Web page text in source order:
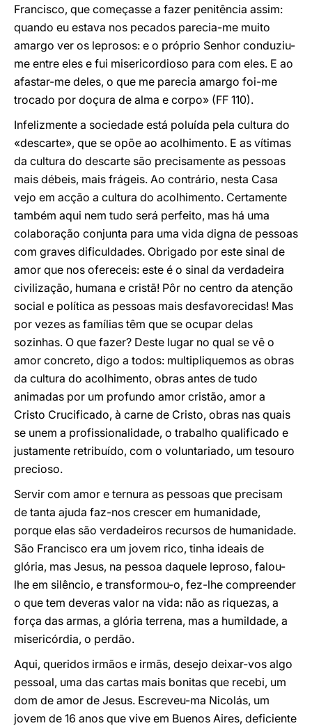
Francisco, que começasse a fazer penitência assim:
quando eu estava nos pecados parecia-me muito
amargo ver os leprosos: e o próprio Senhor conduziu-
me entre eles e fui misericordioso para com eles. E ao
afastar-me deles, o que me parecia amargo foi-me
trocado por doçura de alma e corpo» (FF 110).
Infelizmente a sociedade está poluída pela cultura do
«descarte», que se opõe ao acolhimento. E as vítimas
da cultura do descarte são precisamente as pessoas
mais débeis, mais frágeis. Ao contrário, nesta Casa
vejo em acção a cultura do acolhimento. Certamente
também aqui nem tudo será perfeito, mas há uma
colaboração conjunta para uma vida digna de pessoas
com graves dificuldades. Obrigado por este sinal de
amor que nos ofereceis: este é o sinal da verdadeira
civilização, humana e cristã! Pôr no centro da atenção
social e política as pessoas mais desfavorecidas! Mas
por vezes as famílias têm que se ocupar delas
sozinhas. O que fazer? Deste lugar no qual se vê o
amor concreto, digo a todos: multipliquemos as obras
da cultura do acolhimento, obras antes de tudo
animadas por um profundo amor cristão, amor a
Cristo Crucificado, à carne de Cristo, obras nas quais
se unem a profissionalidade, o trabalho qualificado e
justamente retribuído, com o voluntariado, um tesouro
precioso.
Servir com amor e ternura as pessoas que precisam
de tanta ajuda faz-nos crescer em humanidade,
porque elas são verdadeiros recursos de humanidade.
São Francisco era um jovem rico, tinha ideais de
glória, mas Jesus, na pessoa daquele leproso, falou-
lhe em silêncio, e transformou-o, fez-lhe compreender
o que tem deveras valor na vida: não as riquezas, a
força das armas, a glória terrena, mas a humildade, a
misericórdia, o perdão.
Aqui, queridos irmãos e irmãs, desejo deixar-vos algo
pessoal, uma das cartas mais bonitas que recebi, um
dom de amor de Jesus. Escreveu-ma Nicolás, um
jovem de 16 anos que vive em Buenos Aires, deficiente